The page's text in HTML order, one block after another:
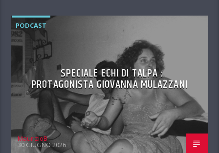
PODCAST
SPECIALE ECHI DI TALPA :
PROTAGONISTA GIOVANNA MULAZZANI
MaurizioB
30 GIUGNO 2026